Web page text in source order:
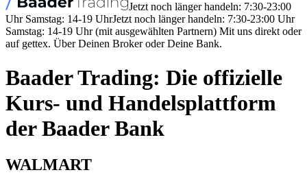
Jetzt noch länger handeln: 7:30-23:00
Uhr Samstag: 14-19 UhrJetzt noch länger handeln: 7:30-23:00 Uhr
Samstag: 14-19 Uhr (mit ausgewählten Partnern) Mit uns direkt oder
auf gettex. Über Deinen Broker oder Deine Bank.
Baader Trading: Die offizielle
Kurs- und Handelsplattform
der Baader Bank
WALMART